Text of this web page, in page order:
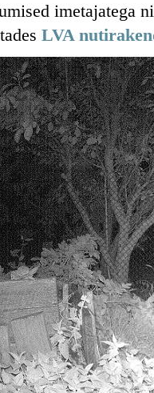
imetajatega
LVA